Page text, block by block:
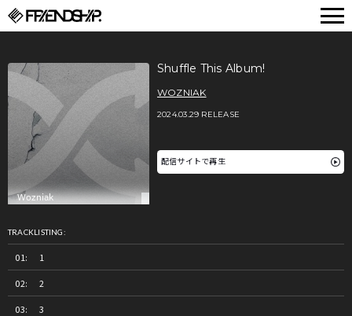
Shuffle This Album!
WOZNIAK
2024.03.29 RELEASE
配信サイトで再生
TRACKLISTING:
1
2
3